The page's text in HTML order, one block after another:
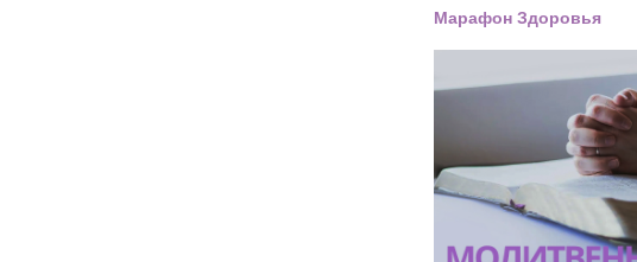
Марафон Здоровья